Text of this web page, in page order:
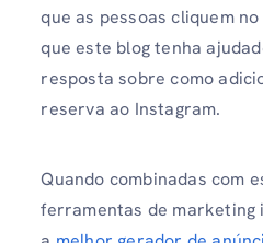
que as pessoas cliquem
que este blog tenha
resposta sobre como
reserva ao Instagram.
Quando combinadas com
ferramentas de marketing